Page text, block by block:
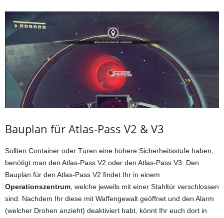
Bauplan für Atlas-Pass V2 & V3
Sollten Container oder Türen eine höhere Sicherheitsstufe haben,
benötigt man den Atlas-Pass V2 oder den Atlas-Pass V3. Den
Bauplan für den Atlas-Pass V2 findet Ihr in einem
Operationszentrum, welche jeweils mit einer Stahltür verschlossen
sind. Nachdem Ihr diese mit Waffengewalt geöffnet und den Alarm
(welcher Drohen anzieht) deaktiviert habt, könnt Ihr euch dort in